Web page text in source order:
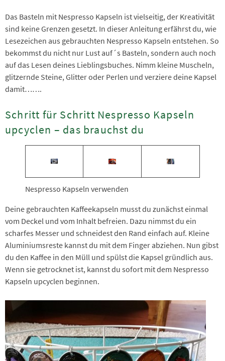
Das Basteln mit Nespresso Kapseln ist vielseitig, der Kreativität
sind keine Grenzen gesetzt. In dieser Anleitung erfährst du, wie
Lesezeichen aus gebrauchten Nespresso Kapseln entstehen. So
bekommst du nicht nur Lust auf´s Basteln, sondern auch noch
auf das Lesen deines Lieblingsbuches. Nimm kleine Muscheln,
glitzernde Steine, Glitter oder Perlen und verziere deine Kapsel
damit…….
Schritt für Schritt Nespresso Kapseln
upcyclen – das brauchst du
Nespresso Kapseln verwenden
Deine gebrauchten Kaffeekapseln musst du zunächst einmal
vom Deckel und vom Inhalt befreien. Dazu nimmst du ein
scharfes Messer und schneidest den Rand einfach auf. Kleine
Aluminiumsreste kannst du mit dem Finger abziehen. Nun gibst
du den Kaffee in den Müll und spülst die Kapsel gründlich aus.
Wenn sie getrocknet ist, kannst du sofort mit dem Nespresso
Kapseln upcyclen beginnen.